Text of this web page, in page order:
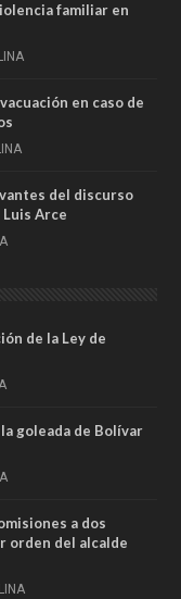
familiar en
en caso de
del discurso
Arce
de la Ley de
goleada de Bolívar
a dos
orden del alcalde